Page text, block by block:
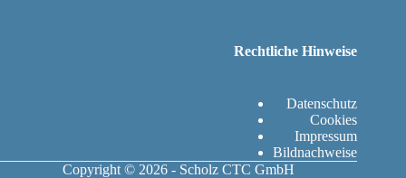
Rechtliche Hinweise
Datenschutz
Cookies
Impressum
Bildnachweise
Copyright © 2026 - Scholz CTC GmbH